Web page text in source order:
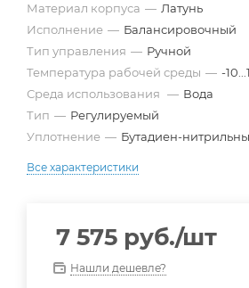
Материал корпуса — Латунь
Исполнение — Балансировочный
Тип управления — Ручной
Температура рабочей среды — -
Среда использования — Вода
Тип — Регулируемый
Уплотнение — Бутадиен-
Все характеристики
7 575 руб./шт
Нашли дешевле?